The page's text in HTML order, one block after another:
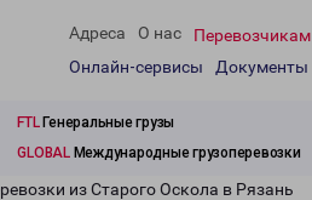
Адреса О нас Перевозчикам
Онлайн-сервисы
Документы
FTLГенеральные грузы
GLOBALМеждународные грузоперевозки
из Старого Оскола в Рязань